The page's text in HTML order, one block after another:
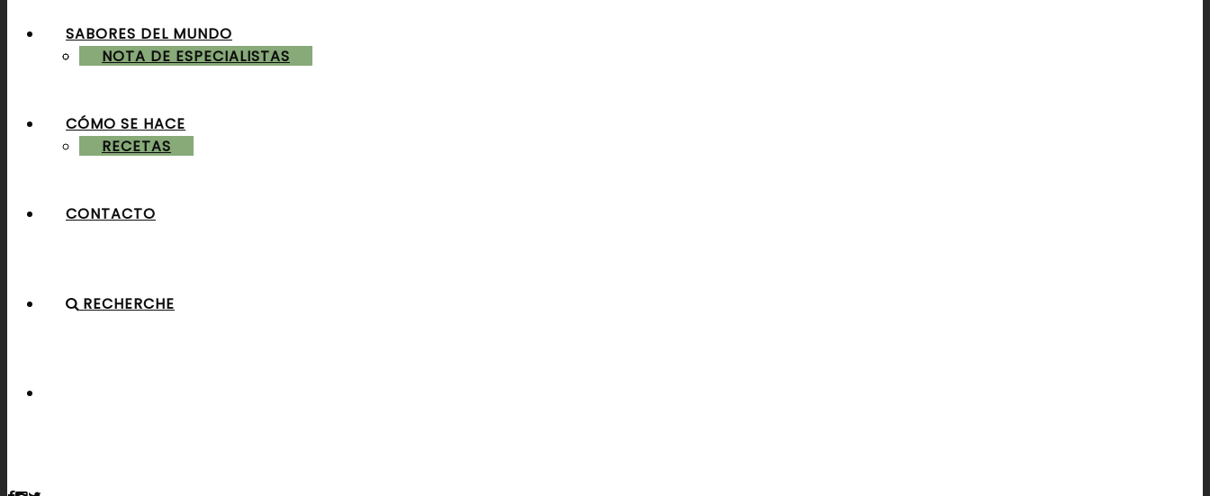
POSTRES & TORTAS
NOTA DE ESPECIALISTAS
RECETAS
SABORES DEL MUNDO
CÓMO SE HACE
CONTACTO
RECHERCHE